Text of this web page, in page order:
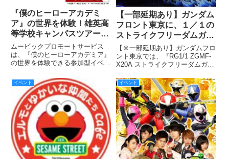
『僕のヒーローアカデミ
ア』の世界を体験！雄英高
等学校キャンパスツアー開
催決定！
ムービックプロモートサービス
は、『僕のヒーローアカデミア』
の世界を体験できる参加型イベン
ようこそ！雄英高等学校キャンパ
スツアーへ～』を2016年7月23日
から開催する。
【一部延期あり】ガンダム
フロント東京に、１／１の
ストライクフリーダムガン
ダム搭乗体験サービスが登
場！
【※一部延期あり】ガンダムフロ
ント東京では、『RG1/1 ZGMF-
X20A ストライクフリーダムガン
スを4月23日(土)より開始する。
また、『FW GUNDAM
CONVERGE Ver.GFT LI
イベント イベント